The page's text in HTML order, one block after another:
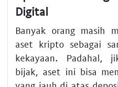
Digital
Banyak orang masih
aset kripto sebagai
kekayaan. Padahal,
bijak, aset ini bisa